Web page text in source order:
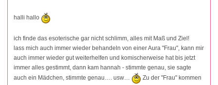
halli hallo
ich finde das esoterische gar nicht schlimm, alles mit Maß und Ziel!
lass mich auch immer wieder behandeln von einer Aura "Frau", kann mir
auch immer wieder gut weiterhelfen und komischerweise hat bis jetzt
immer alles gestimmt, dann kam hannah - stimmte genau, sie sagte
auch ein Mädchen, stimmte genau…. usw…
Zu der "Frau" kommen